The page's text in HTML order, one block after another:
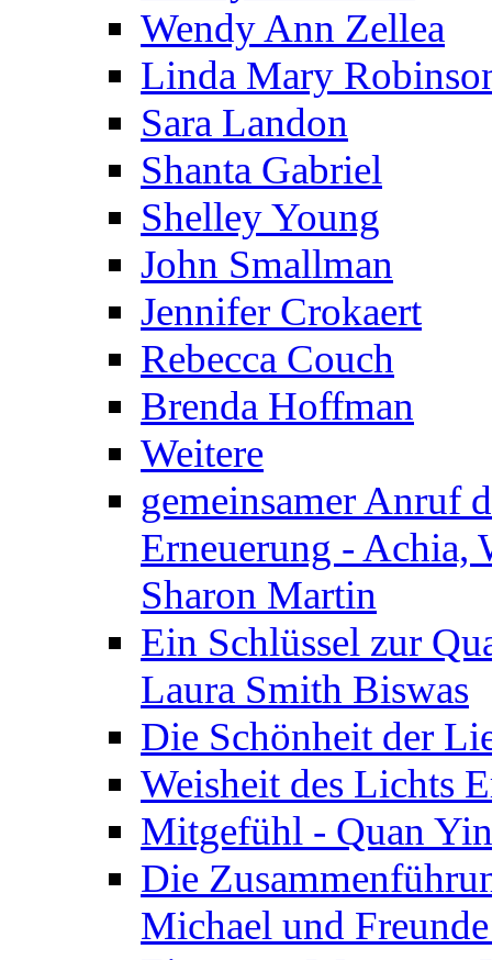
Wendy Ann Zellea
Linda Mary
Sara Landon
Shanta Gabriel
Shelley Young
John Smallman
Jennifer Crokaert
Rebecca Couch
Brenda Hoffman
Weitere
gemeinsamer Anruf
Erneuerung - Achia,
Sharon Martin
Ein Schlüssel zur
Laura Smith Biswas
Die Schönheit der
Weisheit des Lichts
Mitgefühl - Quan
Die
Michael und